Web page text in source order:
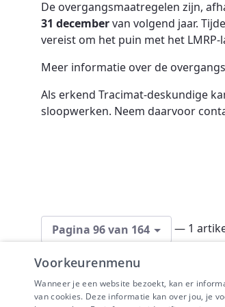
De overgangsmaatregelen zijn,
31 decembervan volgend jaar.
vereist om het puin met het
Meer informatie over de
Als erkend Tracimat-deskundige
sloopwerken. Neem daarvoor
Pagina 96 van 164 — 1
Voorkeurenmenu
Wanneer je een website bezoekt, kan er
van cookies. Deze informatie kan over jou, je